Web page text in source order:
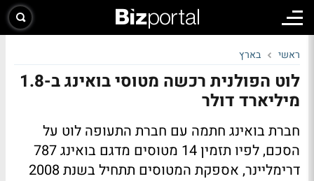
ראשי בארץ
לוט הפולנית רכשה מטוסי בואינג ב-1.8
מיליארד דולר
חברת בואינג חתמה עם חברת התעופה לוט על
הסכם, לפיו תזמין 14 מטוסים מדגם בואינג 787
דרימליינר, אספקת המטוסים תתחיל בשנת 2008